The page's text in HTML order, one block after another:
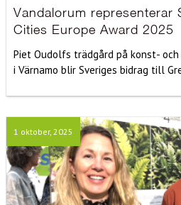
Vandalorum representerar
Cities Europe Award 2025
Piet Oudolfs trädgård på konst-
i Värnamo blir Sveriges bidrag till
1 oktober, 2025